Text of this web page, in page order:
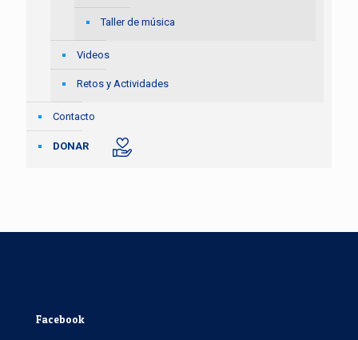
Taller de música
Videos
Retos y Actividades
Contacto
DONAR
Facebook